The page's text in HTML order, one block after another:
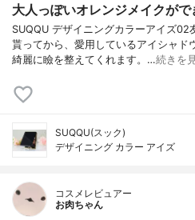
大人っぽいオレンジメイクがで
SUQQU デザイニングカラーアイズ02
貰ってから、愛用しているアイシャド
綺麗に瞼を整えてくれます。…続きを
SUQQU(スック)
デザイニング カラー アイズ
コスメレビュアー
お肉ちゃん